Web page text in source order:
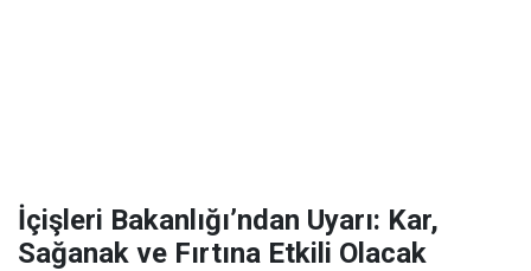
İçişleri Bakanlığı’ndan Uyarı: Kar,
Sağanak ve Fırtına Etkili Olacak